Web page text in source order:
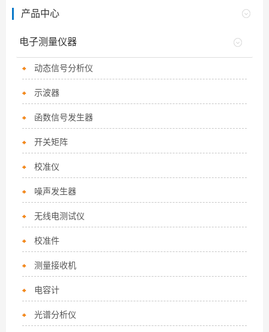
产品中心
电子测量仪器
动态信号分析仪
示波器
函数信号发生器
开关矩阵
校准仪
噪声发生器
无线电测试仪
校准件
测量接收机
电容计
光谱分析仪